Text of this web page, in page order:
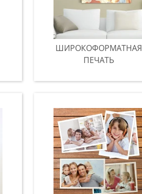
ШИРОКОФОРМАТНАЯ
ПЕЧАТЬ